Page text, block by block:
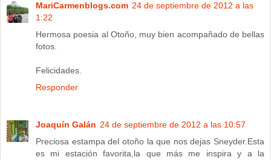
MariCarmenblogs.com 24 de septiembre de 2012 a las
1:22
Hermosa poesia al Otoño, muy bien acompañado de bellas
fotos.
Felicidades.
Responder
Joaquín Galán 24 de septiembre de 2012 a las 10:57
Preciosa estampa del otoño la que nos dejas Sneyder.Esta
es mi estación favorita,la que más me inspira y a la